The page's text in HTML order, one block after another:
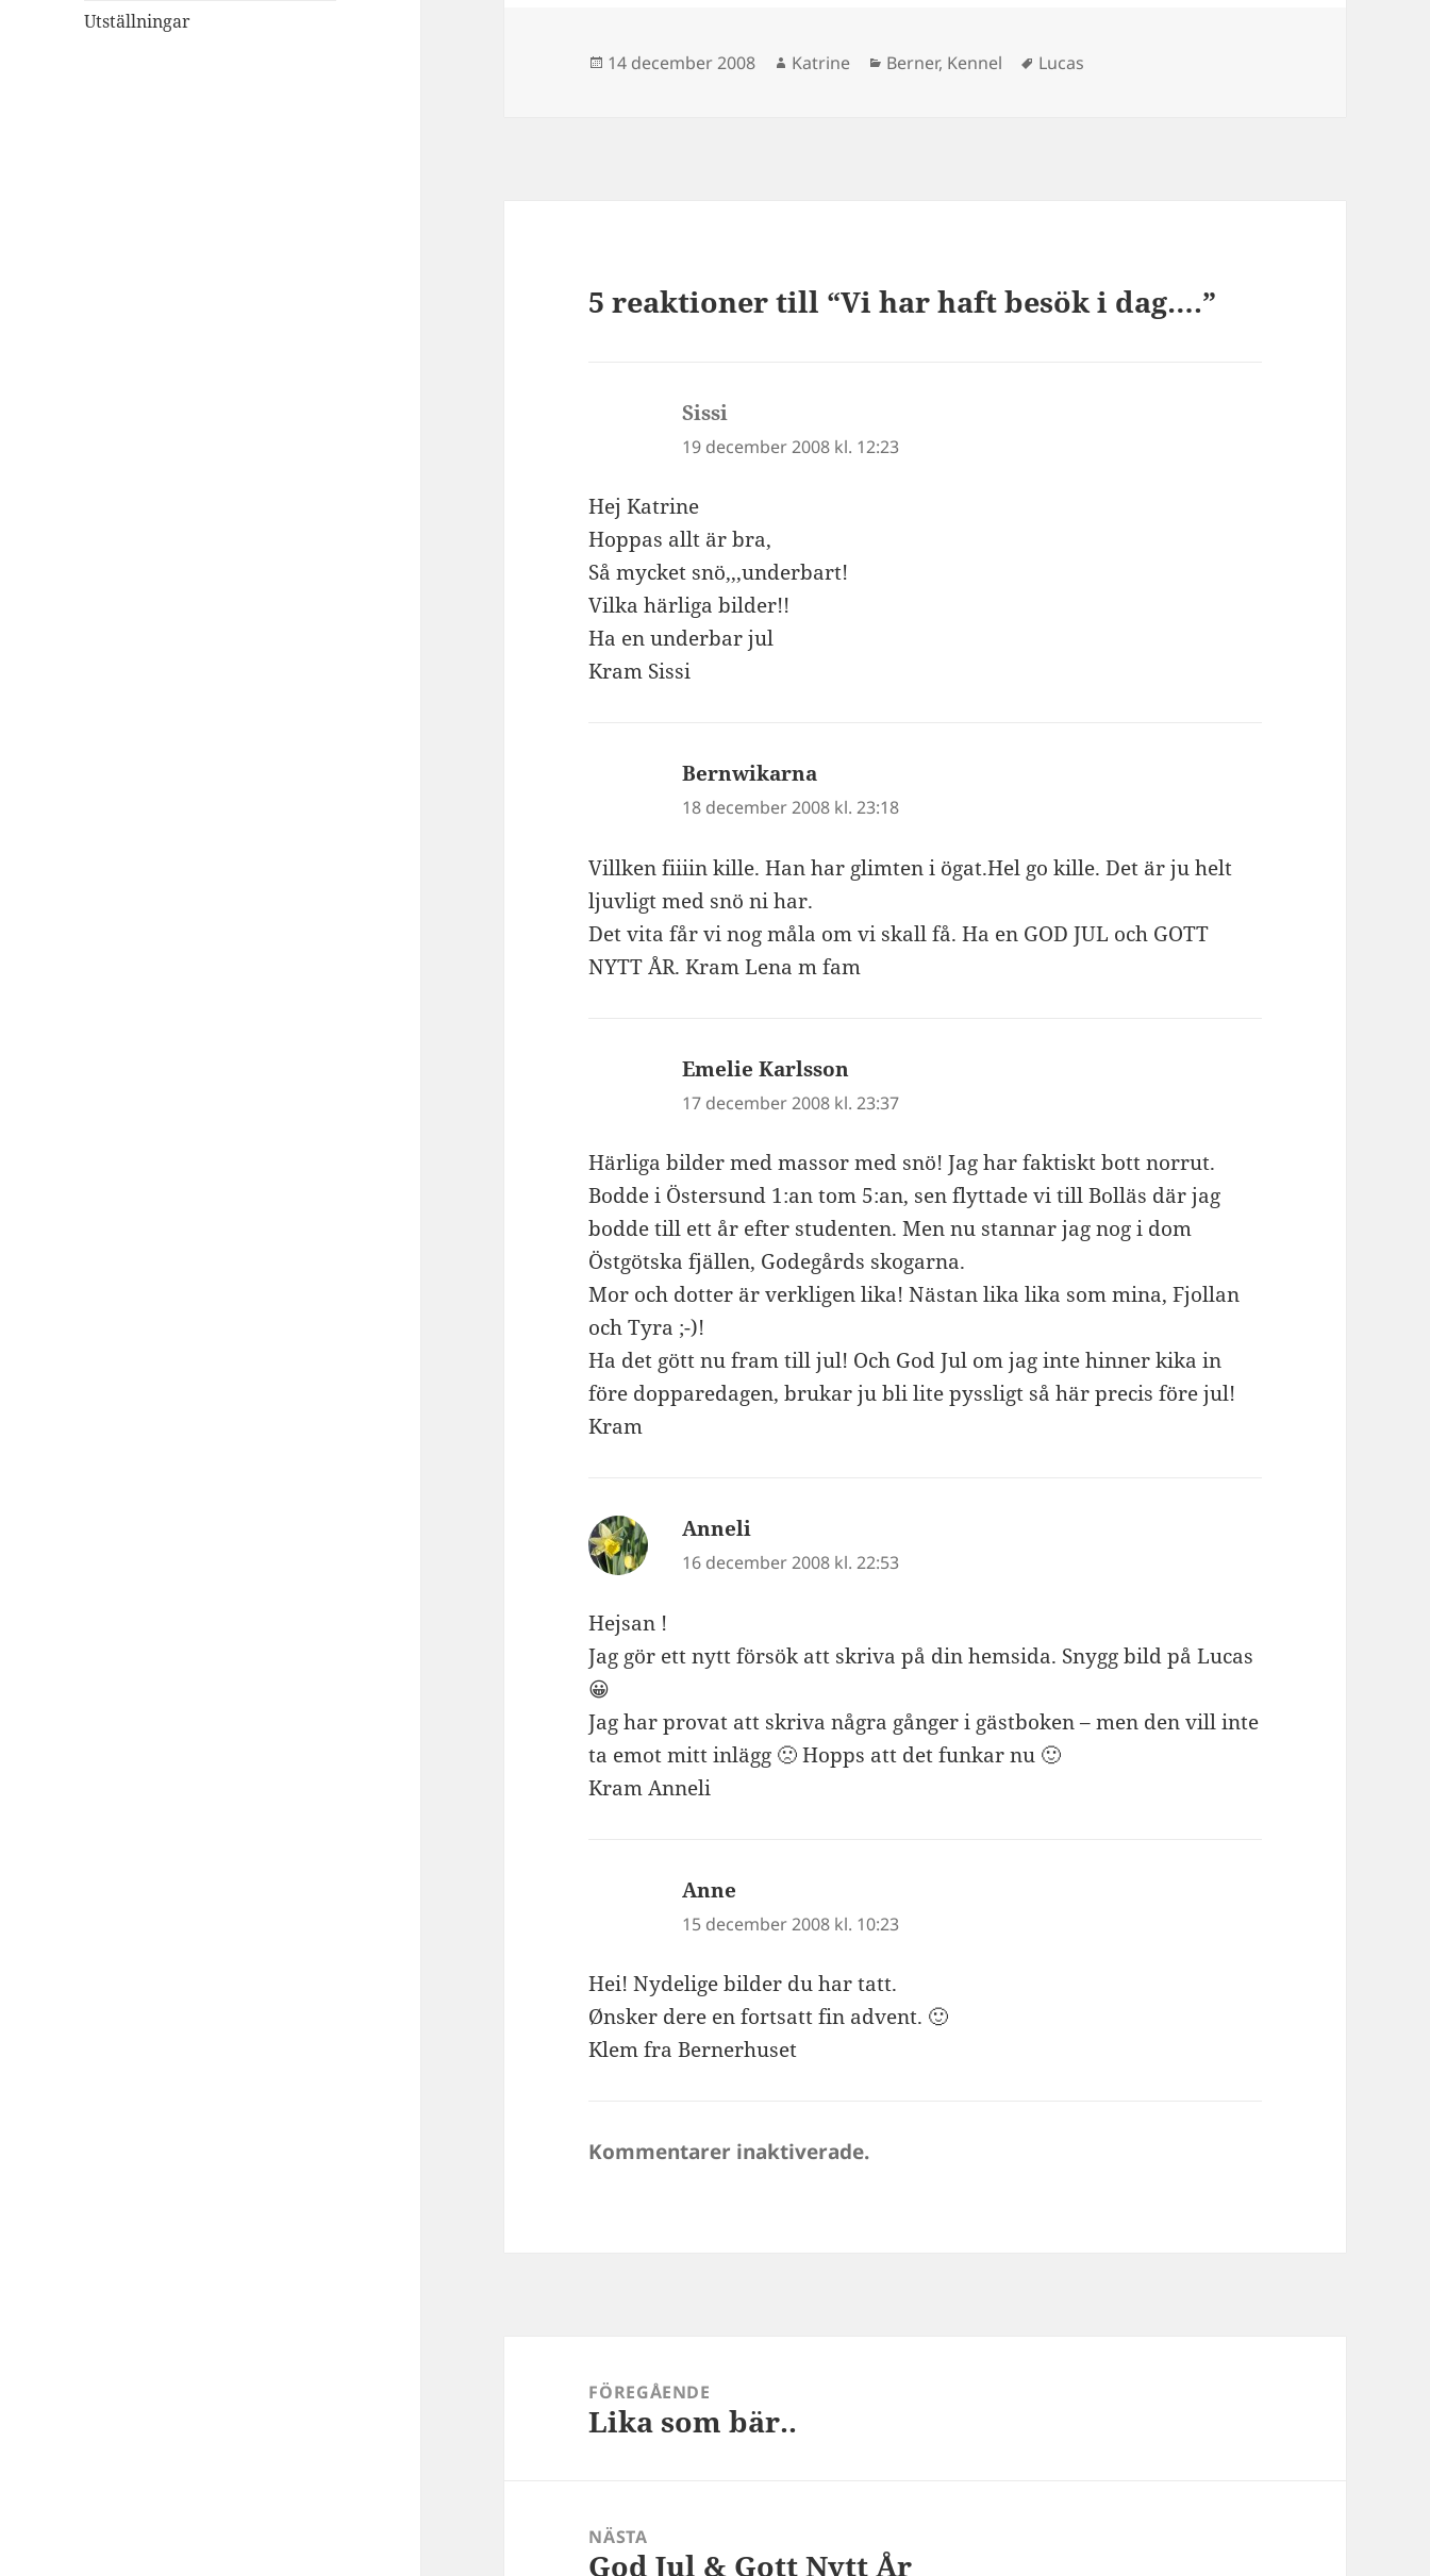
Utställningar
Postat
14 december 2008 Författare
Katrine Kategorier
Berner, Kennel Taggar
Lucas
5 reaktioner till “Vi har haft besök i dag….”
Sissi
19 december 2008 kl. 12:23
Hej Katrine
Hoppas allt är bra,
Så mycket snö,,,underbart!
Vilka härliga bilder!!
Ha en underbar jul
Kram Sissi
Bernwikarna
18 december 2008 kl. 23:18
Villken fiiiin kille. Han har glimten i ögat.Hel go kille. Det är ju helt
ljuvligt med snö ni har.
Det vita får vi nog måla om vi skall få. Ha en GOD JUL och GOTT
NYTT ÅR. Kram Lena m fam
Emelie Karlsson
17 december 2008 kl. 23:37
Härliga bilder med massor med snö! Jag har faktiskt bott norrut.
Bodde i Östersund 1:an tom 5:an, sen flyttade vi till Bolläs där jag
bodde till ett år efter studenten. Men nu stannar jag nog i dom
Östgötska fjällen, Godegårds skogarna.
Mor och dotter är verkligen lika! Nästan lika lika som mina, Fjollan
och Tyra ;-)!
Ha det gött nu fram till jul! Och God Jul om jag inte hinner kika in
före dopparedagen, brukar ju bli lite pyssligt så här precis före jul!
Kram
Anneli
16 december 2008 kl. 22:53
Hejsan !
Jag gör ett nytt försök att skriva på din hemsida. Snygg bild på Lucas
😀
Jag har provat att skriva några gånger i gästboken – men den vill inte
ta emot mitt inlägg 🙁 Hopps att det funkar nu 🙂
Kram Anneli
Anne
15 december 2008 kl. 10:23
Hei! Nydelige bilder du har tatt.
Ønsker dere en fortsatt fin advent. 🙂
Klem fra Bernerhuset
Kommentarer inaktiverade.
FÖREGÅENDE
Föregående
Lika som bär..
NÄSTA
Nästa
God Jul & Gott Nytt År